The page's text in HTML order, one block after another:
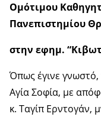
Ομότιμου
Πανεπιστημίου
στην εφημ.
Όπως έγινε
Αγία Σοφία, με
κ. Ταγίπ Ερντογάν,